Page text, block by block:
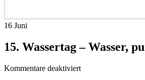
16 Juni
15. Wassertag – Wasser,
Kommentare deaktiviertfür